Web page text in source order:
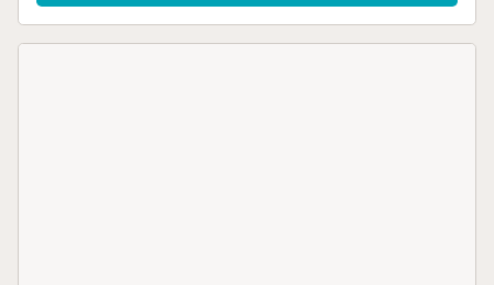
de vistas para o mar. A localização é ideal, perto da praia e